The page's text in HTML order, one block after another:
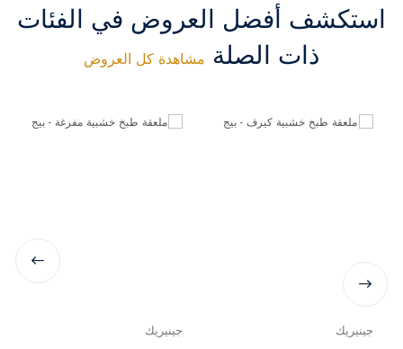
استكشف أفضل العروض في الفئات
ذات الصلة مشاهدة كل العروض
جينيريك جينيريك